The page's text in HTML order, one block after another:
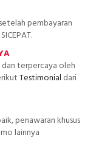
pembayaran
terpercaya oleh
Testimonial dari
penawaran khusus
lainnya